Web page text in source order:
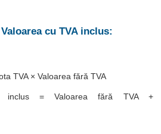
cu TVA inclus:
TVA × Valoarea fără TVA
inclus = Valoarea fără TVA +